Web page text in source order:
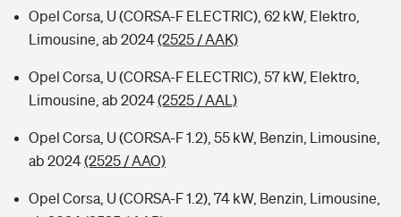
Opel Corsa, U (CORSA-F ELECTRIC), 62 kW, Elektro,
Limousine, ab 2024(2525 / AAK)
Opel Corsa, U (CORSA-F ELECTRIC), 57 kW, Elektro,
Limousine, ab 2024(2525 / AAL)
Opel Corsa, U (CORSA-F 1.2), 55 kW, Benzin, Limousine,
ab 2024(2525 / AAO)
Opel Corsa, U (CORSA-F 1.2), 74 kW, Benzin, Limousine,